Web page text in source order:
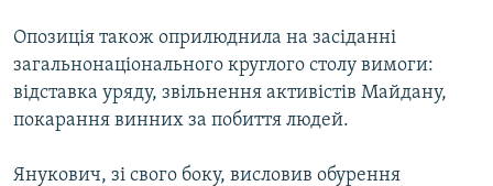
Опозиція також оприлюднила на засіданні
загальнонаціонального круглого столу вимоги:
відставка уряду, звільнення активістів Майдану,
покарання винних за побиття людей.
Янукович, зі свого боку, висловив обурення